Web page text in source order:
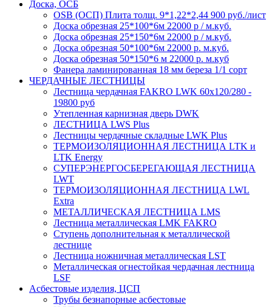
Доска, ОСБ
OSB (ОСП) Плита толщ. 9*1,22*2,44 900 руб./лист
Доска обрезная 25*100*6м 22000 р / м.куб.
Доска обрезная 25*150*6м 22000 р / м.куб.
Доска обрезная 50*100*6м 22000 р. м.куб.
Доска обрезная 50*150*6 м 22000 р. м.куб
Фанера ламинированная 18 мм береза 1/1 сорт
ЧЕРДАЧНЫЕ ЛЕСТНИЦЫ
Лестница чердачная FAKRO LWK 60х120/280 -
19800 руб
Утепленная карнизная дверь DWK
ЛЕСТНИЦА LWS Plus
Лестницы чердачные складные LWK Plus
ТЕРМОИЗОЛЯЦИОННАЯ ЛЕСТНИЦА LTK и
LTK Energy
СУПЕРЭНЕРГОСБЕРЕГАЮЩАЯ ЛЕСТНИЦА
LWT
ТЕРМОИЗОЛЯЦИОННАЯ ЛЕСТНИЦА LWL
Extra
МЕТАЛЛИЧЕСКАЯ ЛЕСТНИЦА LMS
Лестница металлическая LMK FAKRO
Ступень дополнительная к металлической
лестнице
Лестница ножничная металлическая LST
Металлическая огнестойкая чердачная лестница
LSF
Асбестовые изделия, ЦСП
Трубы безнапорные асбестовые